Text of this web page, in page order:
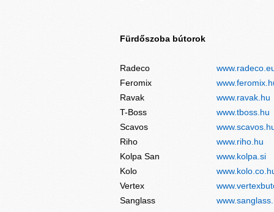
Fürdőszoba bútorok
Radeco
Feromix
Ravak
www.ravak.hu
T-Boss
www.tboss.hu
Scavos
Riho
www.riho.hu
Kolpa San
www.kolpa.si
Kolo
Vertex
Sanglass